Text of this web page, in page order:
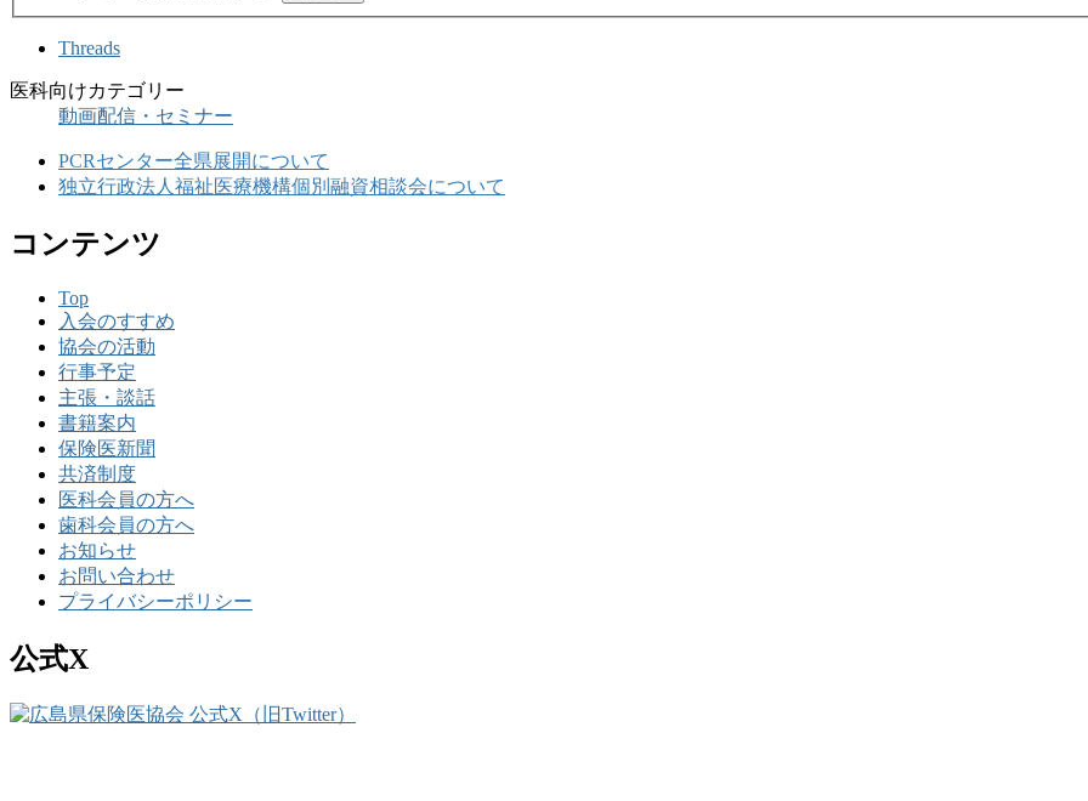
Threads
医科向けカテゴリー
動画配信・セミナー
PCRセンター全県展開について
独立行政法人福祉医療機構個別融資相談会について
コンテンツ
Top
入会のすすめ
協会の活動
行事予定
主張・談話
書籍案内
保険医新聞
共済制度
医科会員の方へ
歯科会員の方へ
お知らせ
お問い合わせ
プライバシーポリシー
公式X